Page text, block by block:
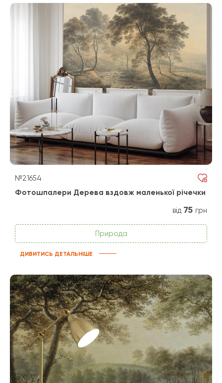
№21654
Фотошпалери Дерева вздовж маленької річечки
від 75 грн
Природа
ДИВИТИСЬ ДЕТАЛЬНІШЕ